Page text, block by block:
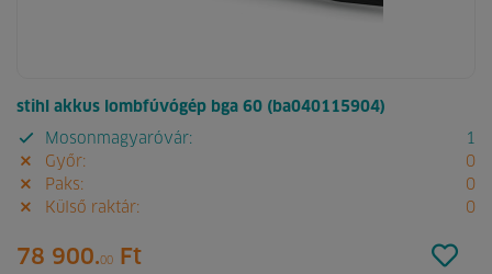
stihl akkus lombfúvógép bga 60 (ba040115904)
Mosonmagyaróvár:
1
Győr:
0
Paks:
0
Külső raktár:
0
78 900.00 Ft